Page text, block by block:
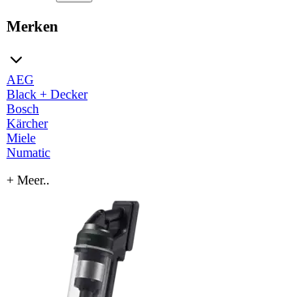
Merken
AEG
Black + Decker
Bosch
Kärcher
Miele
Numatic
+ Meer..